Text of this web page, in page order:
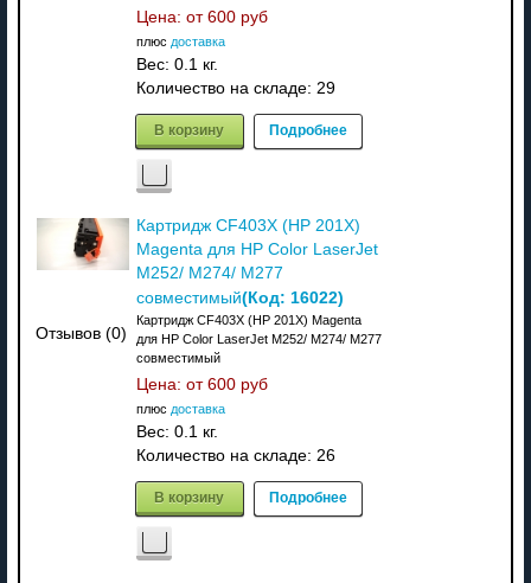
Цена: от 600 руб
плюс доставка
Вес: 0.1 кг.
Количество на складе: 29
В корзину Подробнее
Отзывов (0)
Картридж CF403X (HP 201X)
Magenta для HP Color LaserJet
M252/ M274/ M277
совместимый(Код: 16022)
Картридж CF403X (HP 201X) Magenta
для HP Color LaserJet M252/ M274/ M277
совместимый
Цена: от 600 руб
плюс доставка
Вес: 0.1 кг.
Количество на складе: 26
В корзину Подробнее